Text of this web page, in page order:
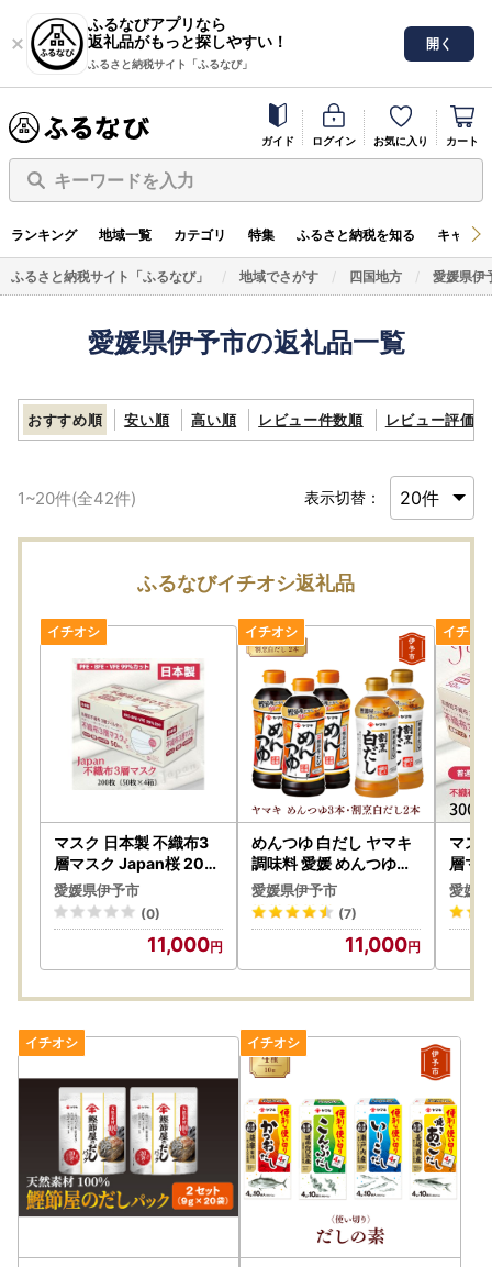
ふるなびアプリなら
返礼品がもっと探しやすい！
ふるさと納税サイト「ふるなび」
開く
ガイド ログイン お気に入り カート
キーワードを入力
ランキング 地域一覧 カテゴリ 特集 ふるさと納税を知る キャン
ふるさと納税サイト「ふるなび」 地域でさがす 四国地方 愛媛県伊
愛媛県伊予市の返礼品一覧
おすすめ順 安い順 高い順 レビュー件数順 レビュー評価順
1~20件(全42件) 表示切替：
ふるなびイチオシ返礼品
マスク 日本製 不織布3
層マスク Japan桜 200
枚【50枚×4箱】 人気
日用品 消耗品 耳が痛く
ならない 花粉99％カッ
ト 肌にやさしい 息苦し
くない 高機能 PM2.5 国
B58
愛媛県伊予市
(0)
11,000
めんつゆ 白だし ヤマキ
調味料 愛媛 めんつゆ（
濃縮2倍）3本・割烹白
だし2本 人気 鰹節 だし
つゆ うどん そば 和食 万
能 伊予市 国内製造｜A0
6
愛媛県伊予市
(7)
11,000
マス
層マ
枚【
日用
なら
くな
愛媛